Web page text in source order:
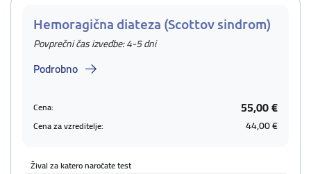
Hemoragična diateza (Scottov sindrom)
Povprečni čas izvedbe: 4-5 dni
Podrobno
Cena: 55,00 €
Cena za vzreditelje: 44,00 €
Žival za katero naročate test